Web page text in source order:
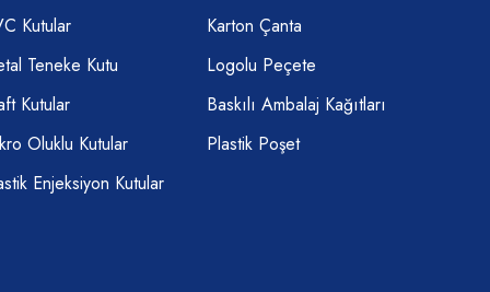
Kutular
Teneke Kutu
Kutular
Oluklu Kutular
Enjeksiyon Kutular
Karton Çanta
Logolu Peçete
Baskılı Ambalaj Kağıtları
Plastik Poşet